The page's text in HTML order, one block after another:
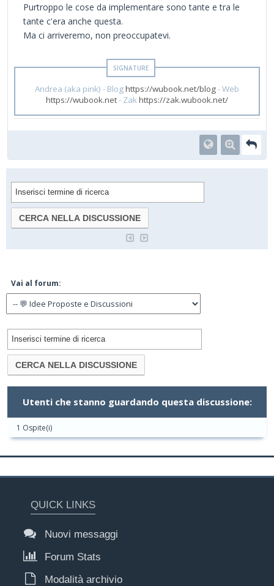
Purtroppo le cose da implementare sono tante e tra le
tante c'era anche questa.
Ma ci arriveremo, non preoccupatevi.
Andrea (aka pink) - Bloghttps://wubook.net/blog- Web
https://wubook.net- Zakhttps://zak.wubook.net/
Vai al forum:
Utenti che stanno guardando questa discussione:
1 Ospite(i)
QUICK LINKS
Nuovi messaggi
Forum Stats
Modalità archivio